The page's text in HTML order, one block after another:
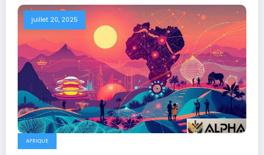
juillet 20, 2025
AFRIQUE